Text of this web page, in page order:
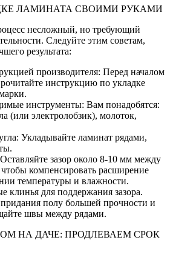
ЛАМИНАТА СВОИМИ РУКАМИ
несложный, но требующий
Следуйте этим советам,
результата:
производителя: Перед началом
инструкцию по укладке
инструменты: Вам понадобятся:
(или электролобзик), молоток,
Укладывайте ламинат рядами,
зазор около 8-10 мм между
компенсировать расширение
температуры и влажности.
клинья для поддержания зазора.
полу большей прочности и
швы между рядами.
НА ДАЧЕ: ПРОДЛЕВАЕМ СРОК